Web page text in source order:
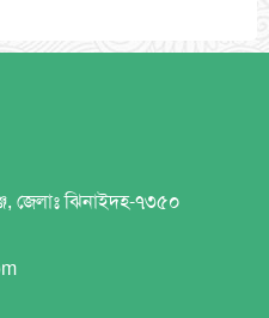
জেলাঃ ঝিনাইদহ-৭৩৫০